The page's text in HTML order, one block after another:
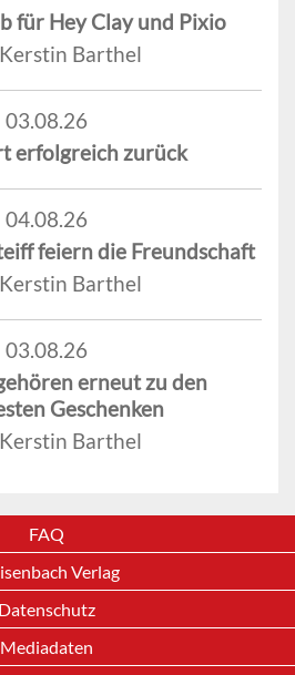
für Hey Clay und Pixio
Barthel
03.08.26
erfolgreich zurück
04.08.26
feiern die Freundschaft
Barthel
03.08.26
erneut zu den
Geschenken
Barthel
FAQ
Verlag
Datenschutz
Mediadaten